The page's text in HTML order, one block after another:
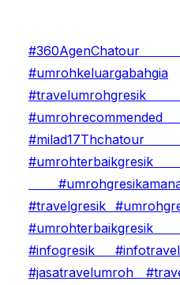
#360AgenChatour
#umrohkeluargabahgia
#milad17Thchatour
#travelgresik
#infogresik
#jasatravelumroh